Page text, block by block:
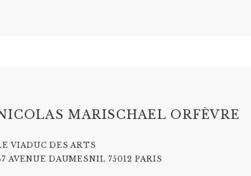
MARISCHAEL ORFÈVRE
VIADUC DES ARTS
AVENUE DAUMESNIL 75012 PARIS